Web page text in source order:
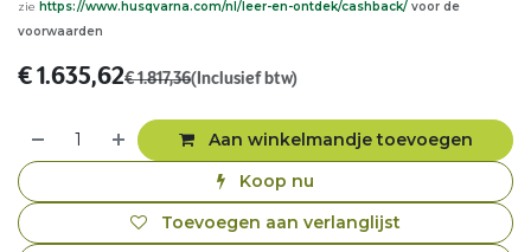
zie https://www.husqvarna.com/nl/leer-en-ontdek/cashback/ voor de
voorwaarden
€1.635,62€1.817,36(Inclusief btw)
Aan winkelmandje toevoegen
Koop nu
Toevoegen aan verlanglijst